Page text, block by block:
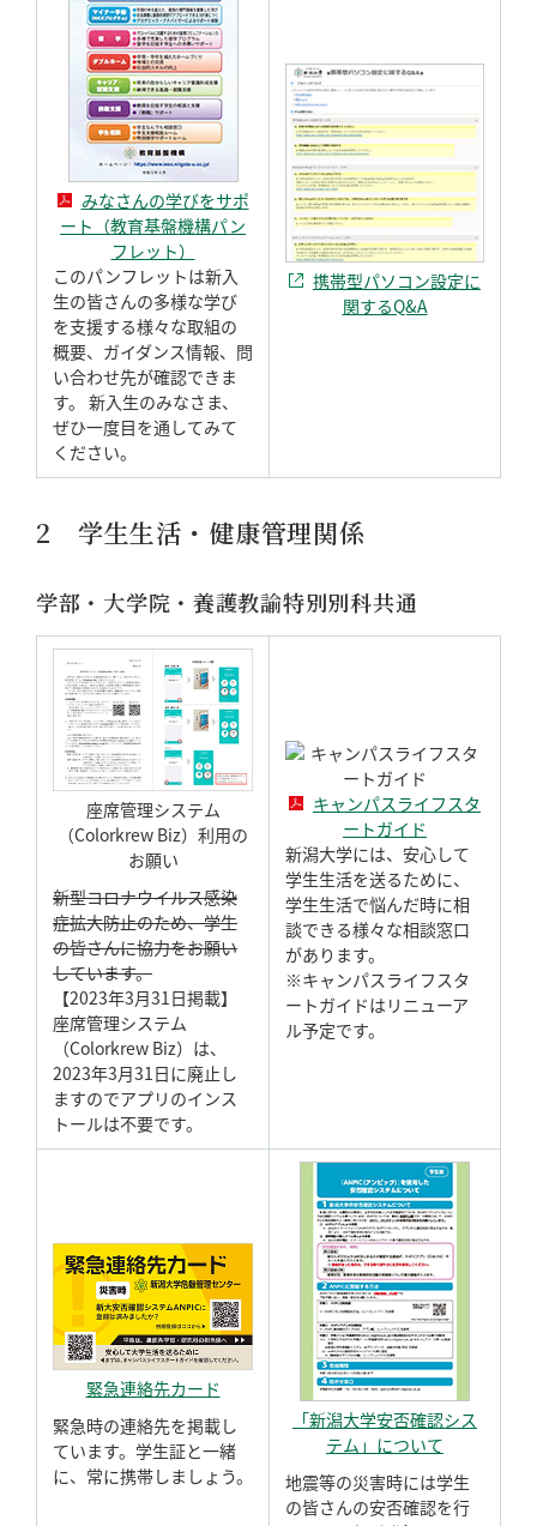
みなさんの学びをサポ
ート（教育基盤機構パン
フレット）
このパンフレットは新入
生の皆さんの多様な学び
を支援する様々な取組の
概要、ガイダンス情報、問
い合わせ先が確認できま
す。 新入生のみなさま、
ぜひ一度目を通してみて
ください。
携帯型パソコン設定に
関するQ&A
2 学生生活・健康管理関係
学部・大学院・養護教諭特別別科共通
座席管理システム
（Colorkrew Biz）利用の
お願い
新型コロナウイルス感染
症拡大防止のため、学生
の皆さんに協力をお願い
しています。
【2023年3月31日掲載】
座席管理システム
（Colorkrew Biz）は、
2023年3月31日に廃止し
ますのでアプリのインス
トールは不要です。
キャンパスライフスタ
ートガイド
新潟大学には、安心して
学生生活を送るために、
学生生活で悩んだ時に相
談できる様々な相談窓口
があります。
※キャンパスライフスタ
ートガイドはリニューア
ル予定です。
緊急連絡先カード
緊急時の連絡先を掲載し
ています。学生証と一緒
に、常に携帯しましょう。
「新潟大学安否確認シス
テム」について
地震等の災害時には学生
の皆さんの安否確認を行